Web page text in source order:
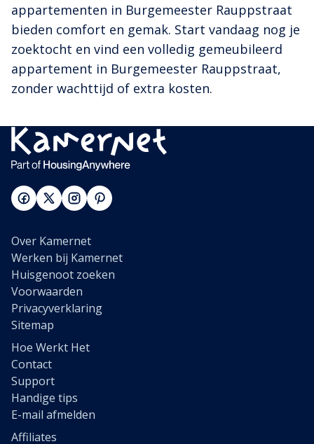
appartementen in Burgemeester Rauppstraat
bieden comfort en gemak. Start vandaag nog je
zoektocht en vind een volledig gemeubileerd
appartement in Burgemeester Rauppstraat,
zonder wachttijd of extra kosten.
Over Kamernet
Werken bij Kamernet
Huisgenoot zoeken
Voorwaarden
Privacyverklaring
Sitemap
Hoe Werkt Het
Contact
Support
Handige tips
E-mail afmelden
Affiliates